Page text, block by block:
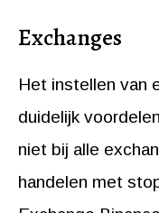
Exchanges
Het instellen van
duidelijk
niet bij alle
handelen met